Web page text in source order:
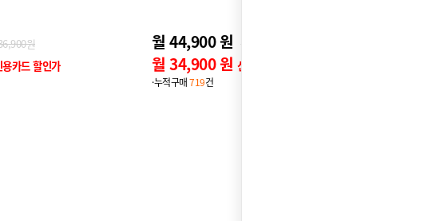
원
용카드 할인가
월 44,900 원 49,900원
월 34,900 원 신용카드 할인가
·누적구매719건